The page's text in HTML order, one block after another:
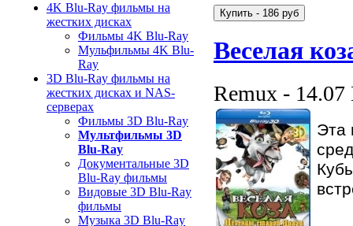
4K Blu-Ray фильмы на
жестких дисках
Фильмы 4K Blu-Ray
Мульфильмы 4K Blu-
Ray
3D Blu-Ray фильмы на
жестких дисках и NAS-
серверах
Фильмы 3D Blu-Ray
Мультфильмы 3D
Blu-Ray
Документальные 3D
Blu-Ray фильмы
Видовые 3D Blu-Ray
фильмы
Музыка 3D Blu-Ray
Веселая
Remux - 14.07
Эта